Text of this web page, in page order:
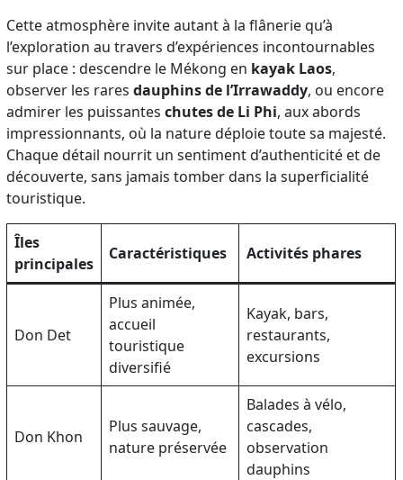
Cette atmosphère invite autant à la flânerie qu’à
l’exploration au travers d’expériences incontournables
sur place : descendre le Mékong en kayak Laos,
observer les raresdauphins de l’Irrawaddy, ou encore
admirer les puissanteschutes de Li Phi, aux abords
impressionnants, où la nature déploie toute sa majesté.
Chaque détail nourrit un sentiment d’authenticité et de
découverte, sans jamais tomber dans la superficialité
touristique.
Îles
principales
Caractéristiques Activités phares
Don Det
Plus animée,
accueil
touristique
diversifié
Kayak, bars,
restaurants,
excursions
Don Khon
Plus sauvage,
nature préservée
Balades à vélo,
cascades,
observation
dauphins